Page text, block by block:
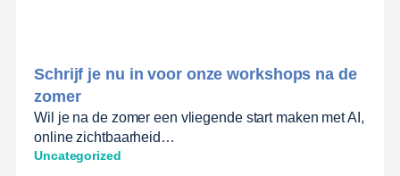
Schrijf je nu in voor onze workshops na de
zomer
Wil je na de zomer een vliegende start maken met AI,
online zichtbaarheid…
Uncategorized